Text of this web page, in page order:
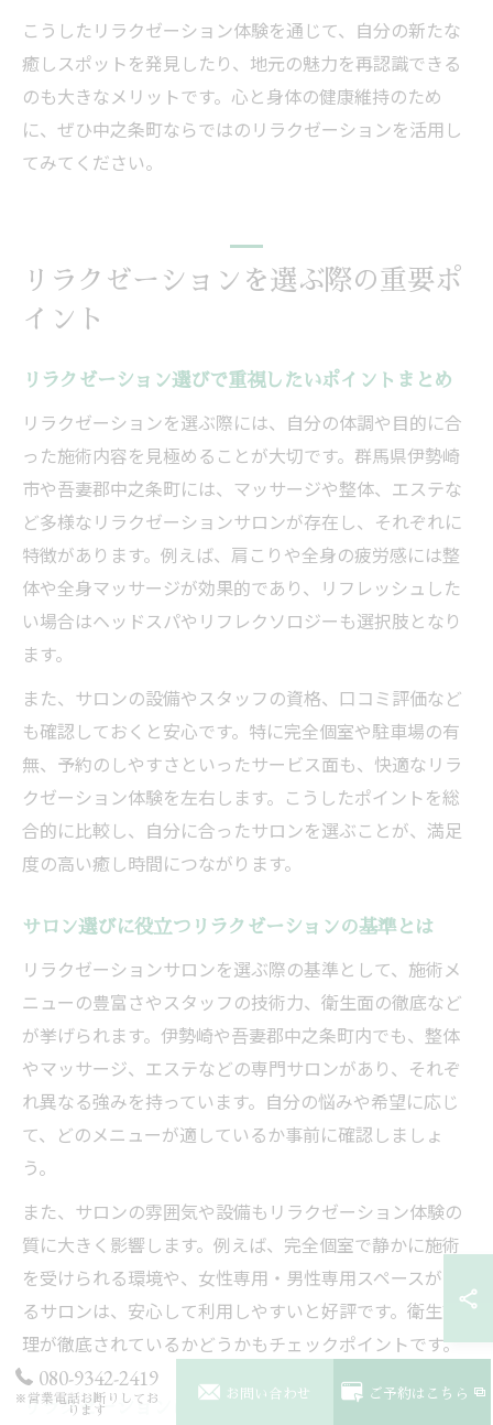
こうしたリラクゼーション体験を通じて、自分の新たな
癒しスポットを発見したり、地元の魅力を再認識できる
のも大きなメリットです。心と身体の健康維持のため
に、ぜひ中之条町ならではのリラクゼーションを活用し
てみてください。
リラクゼーションを選ぶ際の重要ポ
イント
リラクゼーション選びで重視したいポイントまとめ
リラクゼーションを選ぶ際には、自分の体調や目的に合
った施術内容を見極めることが大切です。群馬県伊勢崎
市や吾妻郡中之条町には、マッサージや整体、エステな
ど多様なリラクゼーションサロンが存在し、それぞれに
特徴があります。例えば、肩こりや全身の疲労感には整
体や全身マッサージが効果的であり、リフレッシュした
い場合はヘッドスパやリフレクソロジーも選択肢となり
ます。
また、サロンの設備やスタッフの資格、口コミ評価など
も確認しておくと安心です。特に完全個室や駐車場の有
無、予約のしやすさといったサービス面も、快適なリラ
クゼーション体験を左右します。こうしたポイントを総
合的に比較し、自分に合ったサロンを選ぶことが、満足
度の高い癒し時間につながります。
サロン選びに役立つリラクゼーションの基準とは
リラクゼーションサロンを選ぶ際の基準として、施術メ
ニューの豊富さやスタッフの技術力、衛生面の徹底など
が挙げられます。伊勢崎や吾妻郡中之条町内でも、整体
やマッサージ、エステなどの専門サロンがあり、それぞ
れ異なる強みを持っています。自分の悩みや希望に応じ
て、どのメニューが適しているか事前に確認しましょ
う。
また、サロンの雰囲気や設備もリラクゼーション体験の
質に大きく影響します。例えば、完全個室で静かに施術
を受けられる環境や、女性専用・男性専用スペースがあ
るサロンは、安心して利用しやすいと好評です。衛生管
理が徹底されているかどうかもチェックポイントです。
リラクゼーションにおける安心と信頼の見極め方
080-9342-2419
※営業電話お断りしてお
ります
お問い合わせ ご予約はこちら